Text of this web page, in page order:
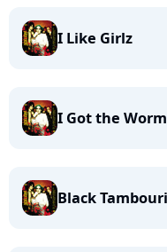
I Like Girlz
I Got the Worm
Black